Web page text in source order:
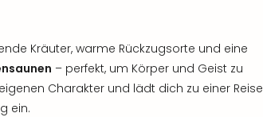
Kräuter, warme Rückzugsorte und eine
– perfekt, um Körper und Geist zu
Charakter und lädt dich zu einer Reise
ein.